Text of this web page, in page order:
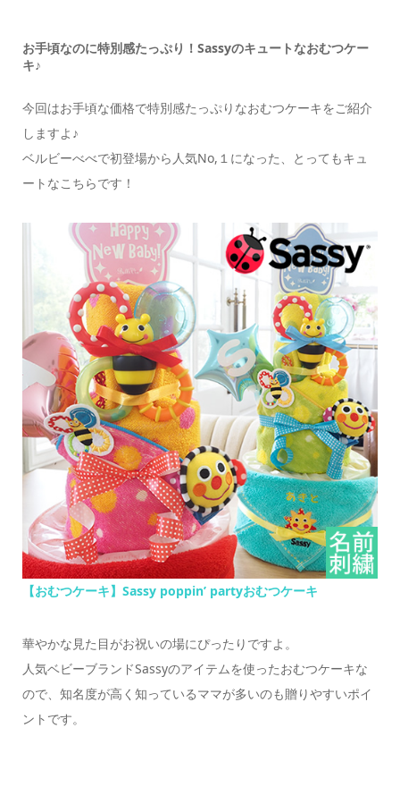
お手頃なのに特別感たっぷり！Sassyのキュートなおむつケー
キ♪
今回はお手頃な価格で特別感たっぷりなおむつケーキをご紹介
しますよ♪
ベルビーべべで初登場から人気No,１になった、とってもキュ
ートなこちらです！
【おむつケーキ】Sassy poppin’ partyおむつケーキ
華やかな見た目がお祝いの場にぴったりですよ。
人気ベビーブランドSassyのアイテムを使ったおむつケーキな
ので、知名度が高く知っているママが多いのも贈りやすいポイ
ントです。